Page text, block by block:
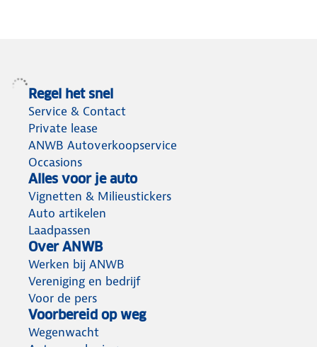
Regel het snel
Service & Contact
Private lease
ANWB Autoverkoopservice
Occasions
Alles voor je auto
Vignetten & Milieustickers
Auto artikelen
Laadpassen
Over ANWB
Werken bij ANWB
Vereniging en bedrijf
Voor de pers
Voorbereid op weg
Wegenwacht